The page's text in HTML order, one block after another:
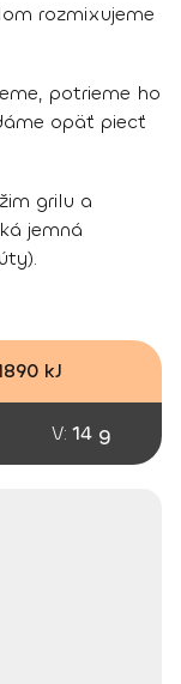
rozmixujeme
potrieme ho
opäť piecť
grilu a
jemná
kJ
V: 14 g